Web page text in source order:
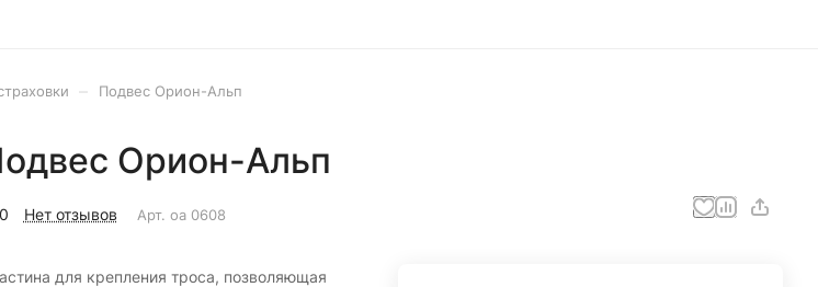
Подвес Орион-Альп
Орион-Альп
0 Нет отзывов Арт. оа 0608
для крепления троса, позволяющая